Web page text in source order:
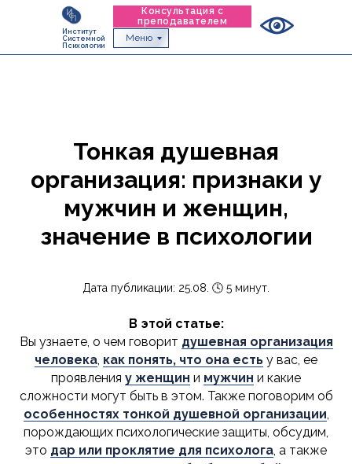
Институт
Системной
Психологии
Консультация с
преподавателем
Меню
Тонкая душевная
организация: признаки у
мужчин и женщин,
значение в психологии
Дата публикации: 25.08. 🕓 5 минут.
В этой статье:
Вы узнаете, о чем говорит душевная организация
человека, как понять, что она есть у вас, ее
проявления у женщин и мужчин и какие
сложности могут быть в этом. Также поговорим об
особенностях тонкой душевной организации,
порождающих психологические защиты, обсудим,
это дар или проклятие для психолога, а также